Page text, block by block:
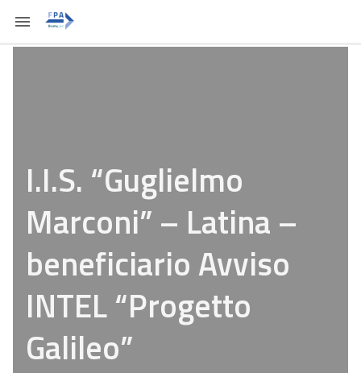
I.I.S. “Guglielmo
Marconi” – Latina –
beneficiario Avviso
INTEL “Progetto
Galileo”